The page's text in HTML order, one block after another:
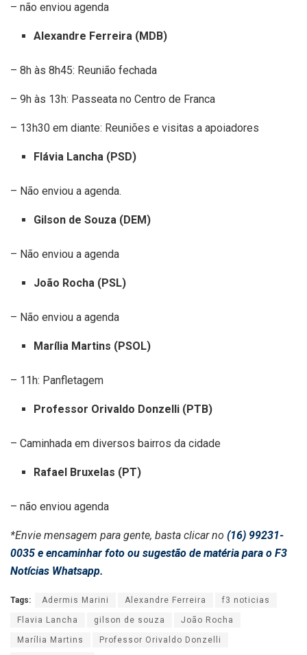
– não enviou agenda
Alexandre Ferreira (MDB)
– 8h às 8h45: Reunião fechada
– 9h às 13h: Passeata no Centro de Franca
– 13h30 em diante: Reuniões e visitas a apoiadores
Flávia Lancha (PSD)
– Não enviou a agenda.
Gilson de Souza (DEM)
– Não enviou a agenda
João Rocha (PSL)
– Não enviou a agenda
Marília Martins (PSOL)
– 11h: Panfletagem
Professor Orivaldo Donzelli (PTB)
– Caminhada em diversos bairros da cidade
Rafael Bruxelas (PT)
– não enviou agenda
*Envie mensagem para gente, basta clicar no (16) 99231-
0035 e encaminhar foto ou sugestão de matéria para o F3
Notícias Whatsapp.
Tags: Adermis Marini Alexandre Ferreira f3 noticias
Flavia Lancha gilson de souza João Rocha
Marília Martins Professor Orivaldo Donzelli